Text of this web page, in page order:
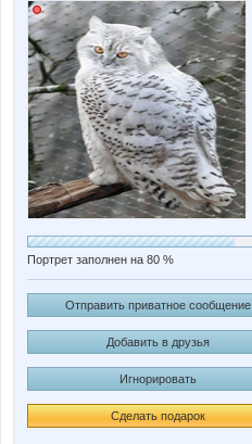
Портрет заполнен на 80 %
Отправить приватное сообщение
Добавить в друзья
Игнорировать
Сделать подарок